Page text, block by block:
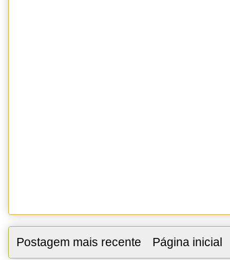
Postagem mais recente Página inicial